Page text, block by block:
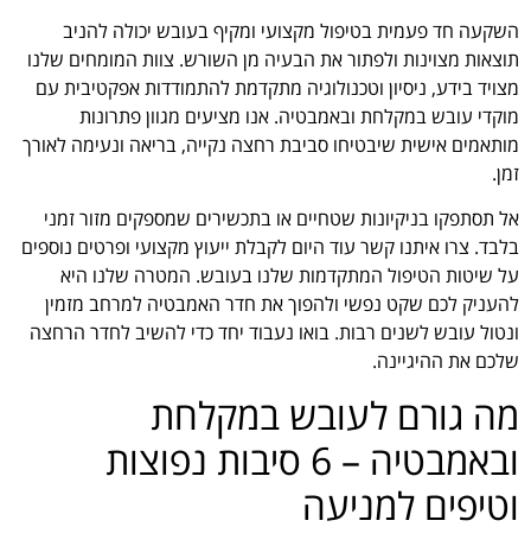
השקעה חד פעמית בטיפול מקצועי ומקיף בעובש יכולה להניב
תוצאות מצוינות ולפתור את הבעיה מן השורש. צוות המומחים שלנו
מצויד בידע, ניסיון וטכנולוגיה מתקדמת להתמודדות אפקטיבית עם
מוקדי עובש במקלחת ובאמבטיה. אנו מציעים מגוון פתרונות
מותאמים אישית שיבטיחו סביבת רחצה נקייה, בריאה ונעימה לאורך
זמן.
אל תסתפקו בניקיונות שטחיים או בתכשירים שמספקים מזור זמני
בלבד. צרו איתנו קשר עוד היום לקבלת ייעוץ מקצועי ופרטים נוספים
על שיטות הטיפול המתקדמות שלנו בעובש. המטרה שלנו היא
להעניק לכם שקט נפשי ולהפוך את חדר האמבטיה למרחב מזמין
ונטול עובש לשנים רבות. בואו נעבוד יחד כדי להשיב לחדר הרחצה
שלכם את ההיגיינה.
מה גורם לעובש במקלחת
ובאמבטיה – 6 סיבות נפוצות
וטיפים למניעה